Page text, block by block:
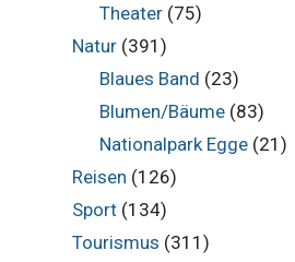
Theater (75)
Natur(391)
Blaues Band (23)
Blumen/Bäume (83)
Nationalpark Egge (21)
Reisen (126)
Sport(134)
Tourismus (311)